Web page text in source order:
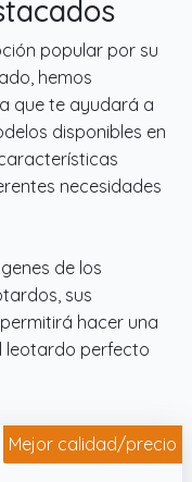
popular por su
hemos
que te ayudará a
disponibles en
necesidades
de los
sus
hacer una
leotardo perfecto
Mejor calidad/precio